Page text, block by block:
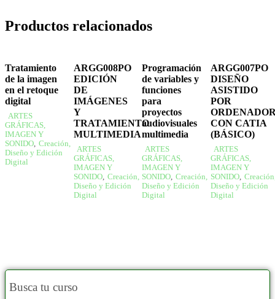
Productos relacionados
Tratamiento
de la imagen
en el retoque
digital
ARTES
GRÁFICAS,
IMAGEN Y
SONIDO, Creación,
Diseño y Edición
Digital
ARGG008PO
EDICIÓN
DE
IMÁGENES
Y
TRATAMIENTO
MULTIMEDIA
ARTES
GRÁFICAS,
IMAGEN Y
SONIDO, Creación,
Diseño y Edición
Digital
Programación
de variables y
funciones
para
proyectos
audiovisuales
multimedia
ARTES
GRÁFICAS,
IMAGEN Y
SONIDO, Creación,
Diseño y Edición
Digital
ARGG007PO
DISEÑO
ASISTIDO
POR
CON CATIA
(BÁSICO)
ARTES
GRÁFICAS,
IMAGEN Y
SONIDO,
Diseño y Edición
Digital
Busca tu curso